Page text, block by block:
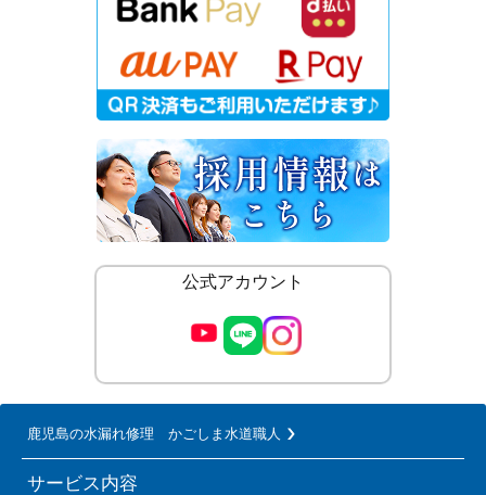
公式アカウント
鹿児島の水漏れ修理 かごしま水道職人
サービス内容